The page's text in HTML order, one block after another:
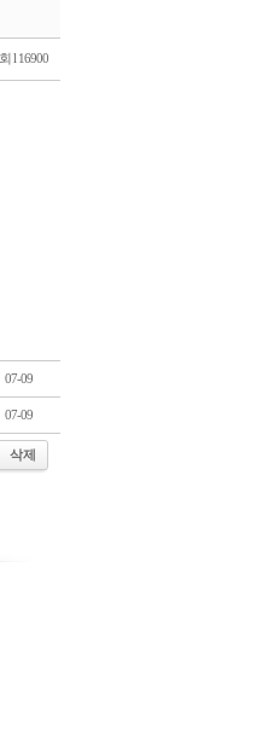
l 16900
07-09
07-09
삭제